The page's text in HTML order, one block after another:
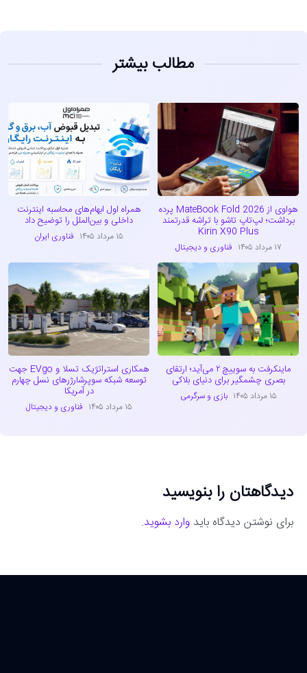
مطالب بیشتر
هواوی از MateBook Fold 2026 پرده
برداشت؛ لپ‌تاپ تاشو با تراشه قدرتمند
Kirin X90 Plus
۱۷ مرداد ۱۴۰۵ فناوری و دیجیتال
همراه اول ابهام‌های محاسبه اینترنت
داخلی و بین‌الملل را توضیح داد
۱۵ مرداد ۱۴۰۵ فناوری ایران
ماینکرفت به سوییچ ۲ می‌آید؛ ارتقای
بصری چشمگیر برای دنیای بلاکی
۱۵ مرداد ۱۴۰۵ بازی و سرگرمی
همکاری استراتژیک تسلا و EVgo جهت
توسعه شبکه سوپرشارژرهای نسل چهارم
در آمریکا
۱۵ مرداد ۱۴۰۵ فناوری و دیجیتال
دیدگاهتان را بنویسید
برای نوشتن دیدگاه باید وارد بشوید.